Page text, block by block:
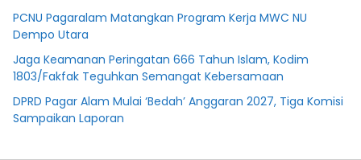
PCNU Pagaralam Matangkan Program Kerja MWC NU
Dempo Utara
Jaga Keamanan Peringatan 666 Tahun Islam, Kodim
1803/Fakfak Teguhkan Semangat Kebersamaan
DPRD Pagar Alam Mulai ‘Bedah’ Anggaran 2027, Tiga Komisi
Sampaikan Laporan